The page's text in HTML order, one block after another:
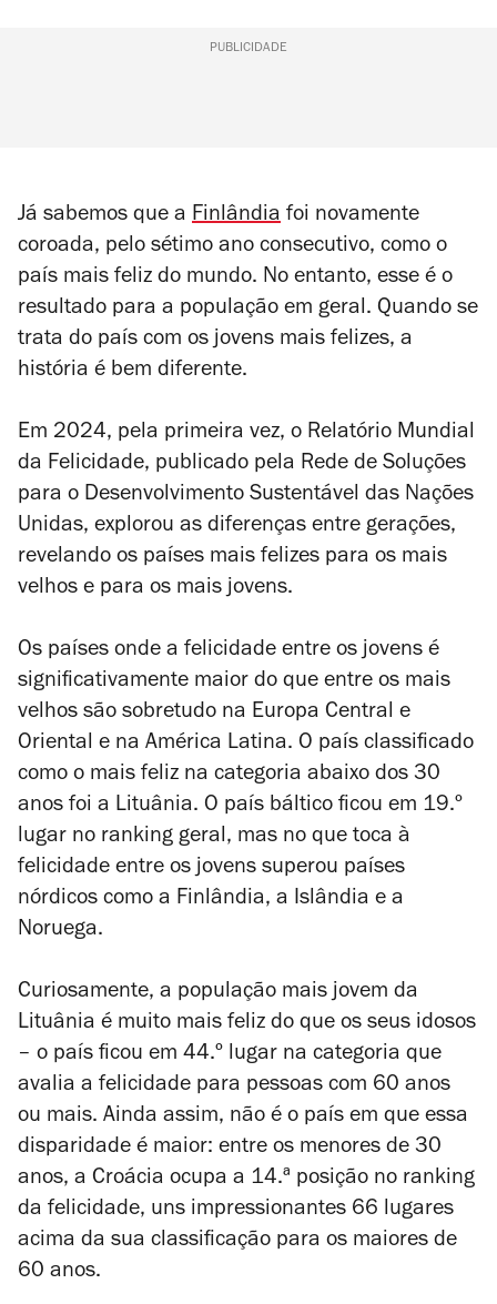
PUBLICIDADE
Já sabemos que a Finlândia foi novamente
coroada, pelo sétimo ano consecutivo, como o
país mais feliz do mundo. No entanto, esse é o
resultado para a população em geral. Quando se
trata do país com os jovens mais felizes, a
história é bem diferente.
Em 2024, pela primeira vez, o Relatório Mundial
da Felicidade, publicado pela Rede de Soluções
para o Desenvolvimento Sustentável das Nações
Unidas, explorou as diferenças entre gerações,
revelando os países mais felizes para os mais
velhos e para os mais jovens.
Os países onde a felicidade entre os jovens é
significativamente maior do que entre os mais
velhos são sobretudo na Europa Central e
Oriental e na América Latina. O país classificado
como o mais feliz na categoria abaixo dos 30
anos foi a Lituânia. O país báltico ficou em 19.º
lugar no ranking geral, mas no que toca à
felicidade entre os jovens superou países
nórdicos como a Finlândia, a Islândia e a
Noruega.
Curiosamente, a população mais jovem da
Lituânia é muito mais feliz do que os seus idosos
– o país ficou em 44.º lugar na categoria que
avalia a felicidade para pessoas com 60 anos
ou mais. Ainda assim, não é o país em que essa
disparidade é maior: entre os menores de 30
anos, a Croácia ocupa a 14.ª posição no ranking
da felicidade, uns impressionantes 66 lugares
acima da sua classificação para os maiores de
60 anos.